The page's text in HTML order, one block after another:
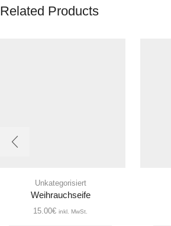
Related Products
Unkategorisiert
Weihrauchseife
15.00€ inkl. MwSt.